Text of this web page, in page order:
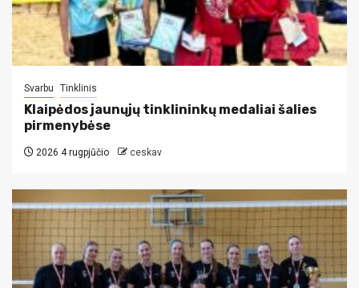
Svarbu Tinklinis
Klaipėdos jaunųjų tinklininkų medaliai šalies
pirmenybėse
2026 4 rugpjūčio ceskav